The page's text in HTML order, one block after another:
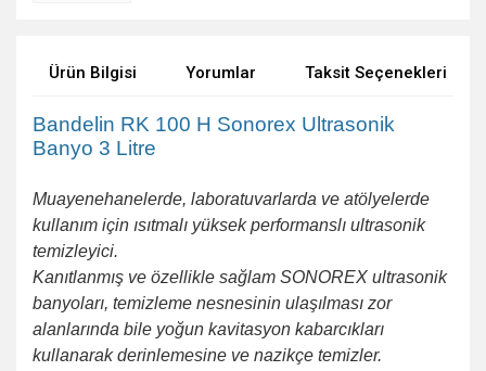
Ürün Bilgisi Yorumlar Taksit Seçenekleri
Bandelin RK 100 H Sonorex Ultrasonik
Banyo 3 Litre
Muayenehanelerde, laboratuvarlarda ve atölyelerde
kullanım için ısıtmalı yüksek performanslı ultrasonik
temizleyici.
Kanıtlanmış ve özellikle sağlam SONOREX ultrasonik
banyoları, temizleme nesnesinin ulaşılması zor
alanlarında bile yoğun kavitasyon kabarcıkları
kullanarak derinlemesine ve nazikçe temizler.